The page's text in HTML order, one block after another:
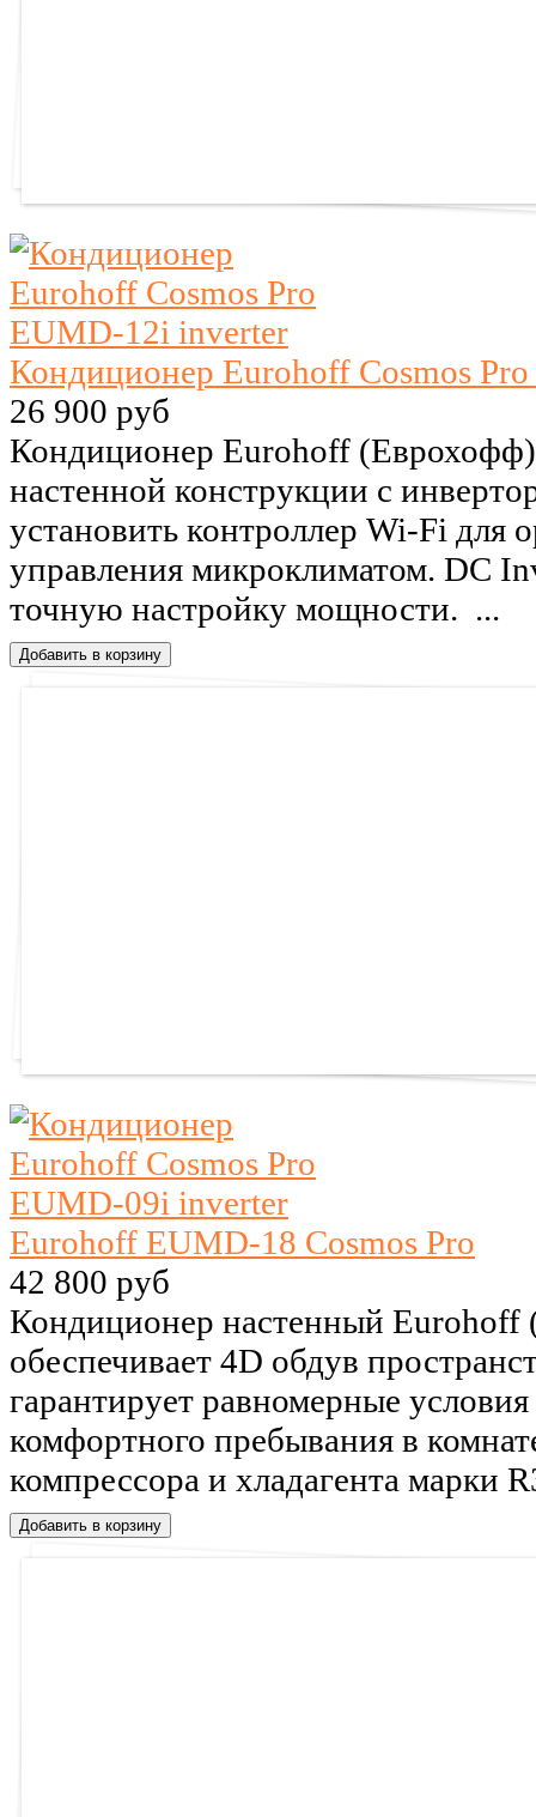
Кондиционер Eurohoff Cosmos
26 900 руб
Кондиционер Eurohoff
настенной конструкции с
установить контроллер Wi-Fi для
управления микроклиматом. DC
точную настройку мощности. ...
Eurohoff EUMD-18 Cosmos Pro
42 800 руб
Кондиционер настенный
обеспечивает 4D обдув
гарантирует равномерные
комфортного пребывания в
компрессора и хладагента марки